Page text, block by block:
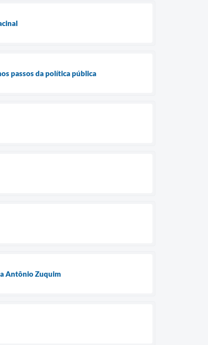
passos da política pública
Antônio Zuquim